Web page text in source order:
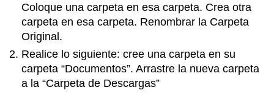
Coloque una carpeta en esa carpeta. Crea otra
carpeta en esa carpeta. Renombrar la Carpeta
Original.
Realice lo siguiente: cree una carpeta en su
carpeta “Documentos”. Arrastre la nueva carpeta
a la “Carpeta de Descargas”